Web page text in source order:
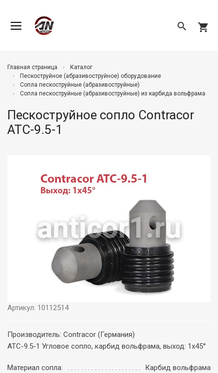
search shopping_cart
Главная страница
Каталог
Пескоструйное (абразивоструйное) оборудование
Сопла пескоструйные (абразивоструйные)
Сопла пескоструйные (абразивоструйные) из карбида вольфрама
Пескоструйное сопло Contracor
ATC-9.5-1
Артикул: 10112514
Производитель: Contracor (Германия)
ATC-9.5-1 Угловое сопло, карбид вольфрама, выход: 1х45°
Материал сопла:
Карбид вольфрама